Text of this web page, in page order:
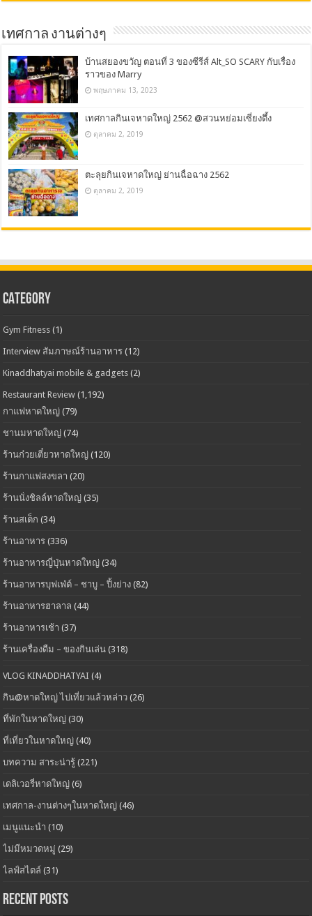
เทศกาล งานต่างๆ
บ้านสยองขวัญ ตอนที่ 3 ของซีรีส์ Alt_SO SCARY กับเรื่อง
ราวของ Marry
พฤษภาคม 13, 2023
เทศกาลกินเจหาดใหญ่ 2562 @สวนหย่อมเซี่ยงตึ้ง
ตุลาคม 2, 2019
ตะลุยกินเจหาดใหญ่ ย่านฉื่อฉาง 2562
ตุลาคม 2, 2019
CATEGORY
Gym Fitness (1)
Interview สัมภาษณ์ร้านอาหาร (12)
Kinaddhatyai mobile & gadgets (2)
Restaurant Review (1,192)
กาแฟหาดใหญ่ (79)
ชานมหาดใหญ่ (74)
ร้านก๋วยเตี๋ยวหาดใหญ่ (120)
ร้านกาแฟสงขลา (20)
ร้านนั่งชิลล์หาดใหญ่ (35)
ร้านสเต็ก (34)
ร้านอาหาร (336)
ร้านอาหารญี่ปุ่นหาดใหญ่ (34)
ร้านอาหารบุฟเฟ่ต์ – ชาบู – ปิ้งย่าง (82)
ร้านอาหารฮาลาล (44)
ร้านอาหารเช้า (37)
ร้านเครื่องดืม – ของกินเล่น (318)
VLOG KINADDHATYAI (4)
กิน@หาดใหญ่ ไปเที่ยวแล้วหล่าว (26)
ที่พักในหาดใหญ่ (30)
ที่เที่ยวในหาดใหญ่ (40)
บทความ สาระน่ารู้ (221)
เดลิเวอรี่หาดใหญ่ (6)
เทศกาล-งานต่างๆในหาดใหญ่ (46)
เมนูแนะนำ (10)
ไม่มีหมวดหมู่ (29)
ไลฟ์สไตล์ (31)
Recent Posts